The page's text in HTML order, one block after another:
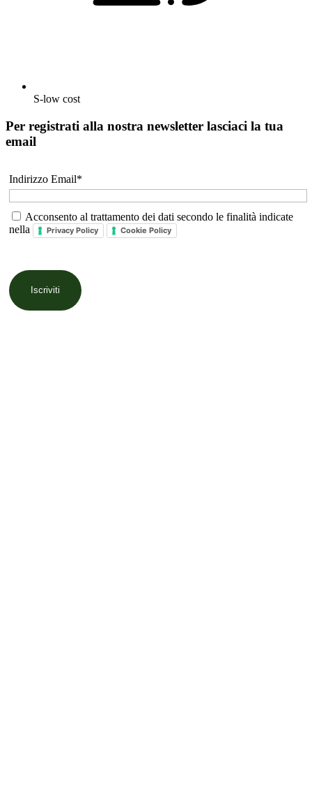
S-low cost
Per registrati alla nostra newsletter lasciaci la tua
email
Indirizzo Email*
Acconsento al trattamento dei dati secondo le finalità indicate
nella
Privacy Policy Cookie Policy